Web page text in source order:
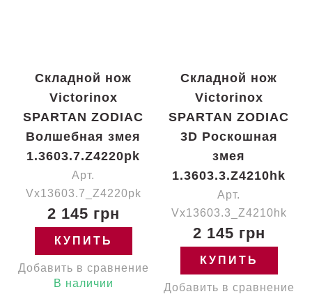
Складной нож
Victorinox
SPARTAN ZODIAC
Волшебная змея
1.3603.7.Z4220pk
Арт.
Vx13603.7_Z4220pk
2 145 грн
КУПИТЬ
Добавить в сравнение
В наличии
Складной нож
Victorinox
SPARTAN ZODIAC
3D Роскошная
змея
1.3603.3.Z4210hk
Арт.
Vx13603.3_Z4210hk
2 145 грн
КУПИТЬ
Добавить в сравнение